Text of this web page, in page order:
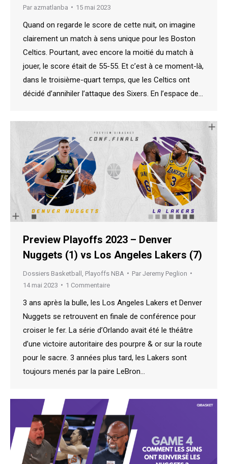
Par azmatlanba 15 mai 2023
Quand on regarde le score de cette nuit, on imagine
clairement un match à sens unique pour les Boston
Celtics. Pourtant, avec encore la moitié du match à
jouer, le score était de 55-55. Et c’est à ce moment-là,
dans le troisième-quart temps, que les Celtics ont
décidé d’annihiler l’attaque des Sixers. En l’espace de…
Preview Playoffs 2023 – Denver
Nuggets (1) vs Los Angeles Lakers (7)
Dossiers Basketball Playoffs NBA Par Jeremy Peglion
14 mai 2023
1 Commentaire
3 ans après la bulle, les Los Angeles Lakers et Denver
Nuggets se retrouvent en finale de conférence pour
croiser le fer. La série d’Orlando avait été le théâtre
d’une victoire autoritaire des pourpre & or sur la route
pour le sacre. 3 années plus tard, les Lakers sont
toujours menés par la paire LeBron…